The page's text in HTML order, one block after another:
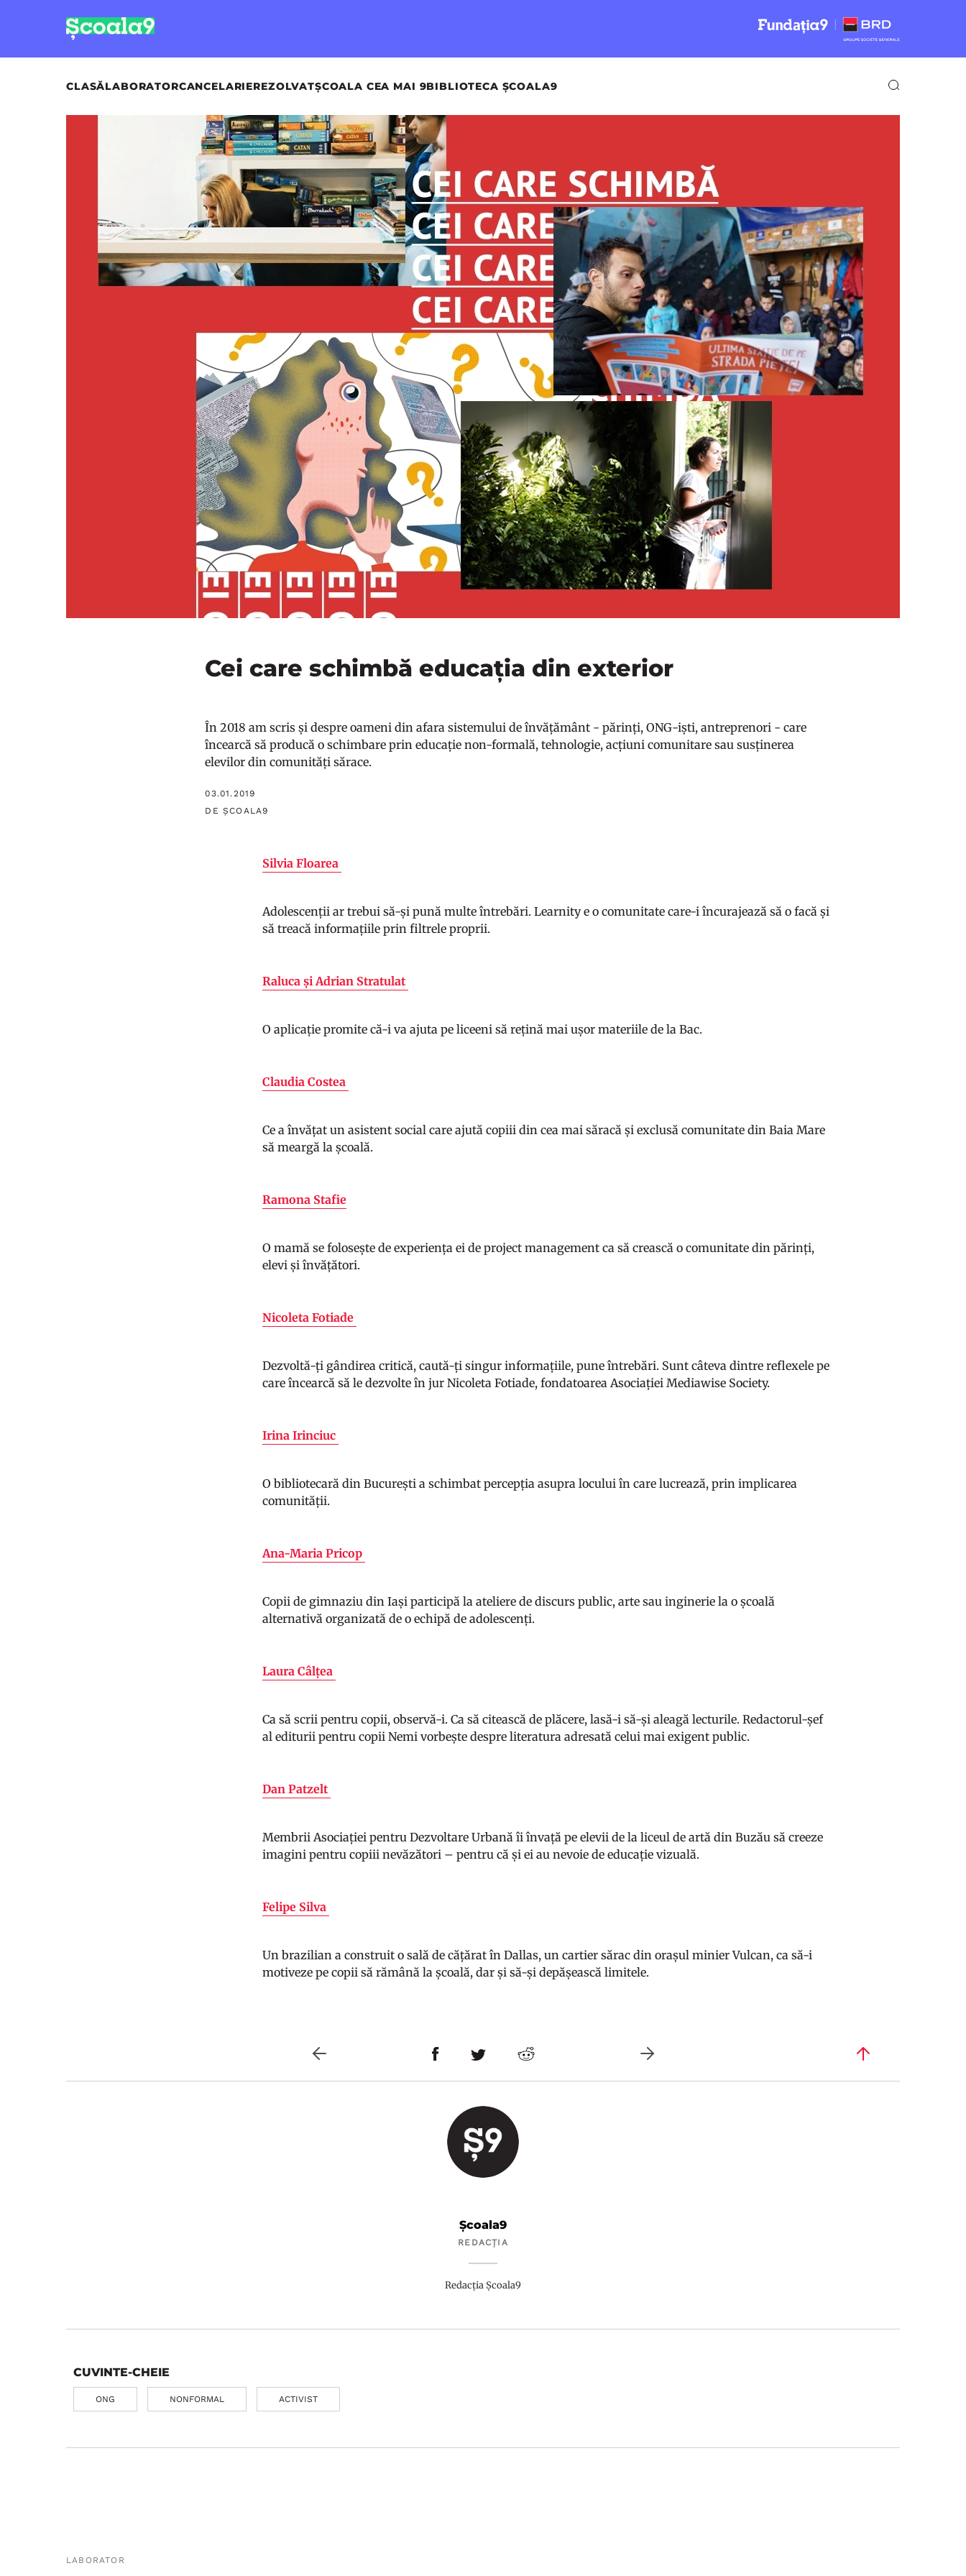
CLASĂLABORATORCANCELARIEREZOLVATȘCOALA CEA MAI 9BIBLIOTECA ȘCOALA9
Cei care schimbă educația din exterior
În 2018 am scris și despre oameni din afara sistemului de învățământ - părinți, ONG-iști, antreprenori - care
încearcă să producă o schimbare prin educație non-formală, tehnologie, acțiuni comunitare sau susținerea
elevilor din comunități sărace.
03.01.2019
DE ȘCOALA9
Silvia Floarea
Adolescenții ar trebui să-și pună multe întrebări. Learnity e o comunitate care-i încurajează să o facă și
să treacă informațiile prin filtrele proprii.
Raluca și Adrian Stratulat
O aplicație promite că-i va ajuta pe liceeni să rețină mai ușor materiile de la Bac.
Claudia Costea
Ce a învățat un asistent social care ajută copiii din cea mai săracă și exclusă comunitate din Baia Mare
să meargă la școală.
Ramona Stafie
O mamă se folosește de experiența ei de project management ca să crească o comunitate din părinți,
elevi și învățători.
Nicoleta Fotiade
Dezvoltă-ți gândirea critică, caută-ți singur informațiile, pune întrebări. Sunt câteva dintre reflexele pe
care încearcă să le dezvolte în jur Nicoleta Fotiade, fondatoarea Asociației Mediawise Society.
Irina Irinciuc
O bibliotecară din București a schimbat percepția asupra locului în care lucrează, prin implicarea
comunității.
Ana-Maria Pricop
Copii de gimnaziu din Iași participă la ateliere de discurs public, arte sau inginerie la o școală
alternativă organizată de o echipă de adolescenți.
Laura Câlțea
Ca să scrii pentru copii, observă-i. Ca să citească de plăcere, lasă-i să-și aleagă lecturile. Redactorul-șef
al editurii pentru copii Nemi vorbește despre literatura adresată celui mai exigent public.
Dan Patzelt
Membrii Asociației pentru Dezvoltare Urbană îi învață pe elevii de la liceul de artă din Buzău să creeze
imagini pentru copiii nevăzători – pentru că și ei au nevoie de educație vizuală.
Felipe Silva
Un brazilian a construit o sală de cățărat în Dallas, un cartier sărac din orașul minier Vulcan, ca să-i
motiveze pe copii să rămână la școală, dar și să-și depășească limitele.
Școala9
REDACȚIA
Redacția Școala9
CUVINTE-CHEIE
ONG NONFORMAL ACTIVIST
LABORATOR